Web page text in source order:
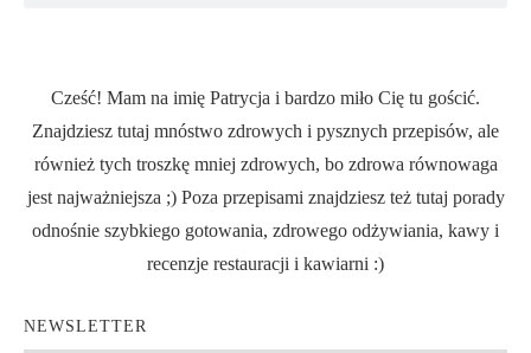
Cześć! Mam na imię Patrycja i bardzo miło Cię tu gościć.
Znajdziesz tutaj mnóstwo zdrowych i pysznych przepisów, ale
również tych troszkę mniej zdrowych, bo zdrowa równowaga
jest najważniejsza ;) Poza przepisami znajdziesz też tutaj porady
odnośnie szybkiego gotowania, zdrowego odżywiania, kawy i
recenzje restauracji i kawiarni :)
NEWSLETTER